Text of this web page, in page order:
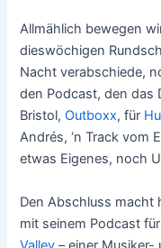
Allmählich bewegen
dieswöchigen
Nacht verabschiede,
den Podcast, den das
Bristol,Outboxx, für
Andrés, ‘n Track vom
etwas Eigenes, noch
Den Abschluss macht
mit seinem Podcast